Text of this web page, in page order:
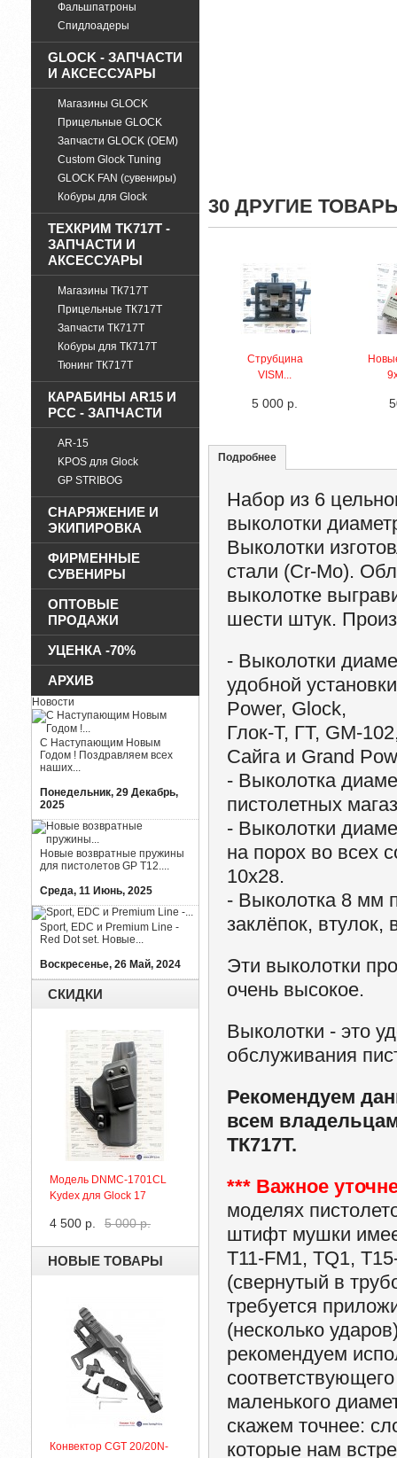
Фальшпатроны
Спидлоадеры
GLOCK - ЗАПЧАСТИ
И АКСЕССУАРЫ
Магазины GLOCK
Прицельные GLOCK
Запчасти GLOCK (OEM)
Custom Glock Tuning
GLOCK FAN (сувениры)
Кобуры для Glock
ТЕХКРИМ TK717T -
ЗАПЧАСТИ И
АКСЕССУАРЫ
Магазины ТК717Т
Прицельные ТК717Т
Запчасти ТК717Т
Кобуры для ТК717Т
Тюнинг ТК717Т
КАРАБИНЫ AR15 И
PCC - ЗАПЧАСТИ
AR-15
KPOS для Glock
GP STRIBOG
СНАРЯЖЕНИЕ И
ЭКИПИРОВКА
ФИРМЕННЫЕ
СУВЕНИРЫ
ОПТОВЫЕ
ПРОДАЖИ
УЦЕНКА -70%
АРХИВ
Новости
С Наступающим Новым
Годом ! Поздравляем всех
наших...
Понедельник, 29 Декабрь,
2025
Новые возвратные пружины
для пистолетов GP T12....
Среда, 11 Июнь, 2025
Sport, EDC и Premium Line -
Red Dot set. Новые...
Воскресенье, 26 Май, 2024
СКИДКИ
Модель DNMC-1701CL
Kydex для Glock 17
4 500 р. 5 000 р.
НОВЫЕ ТОВАРЫ
Конвектор CGT 20/20N-
30 ДРУГИЕ
Струбцина
VISM...
5 000 р.
Подробнее
Набор из 6
выколотки
Выколотки
стали (Cr-Mo).
выколотке
шести штук.
- Выколотки
удобной
Power, Glock,
Глок-Т, ГТ, GM-
Сайга и Grand
- Выколотка
пистолетных
- Выколотки
на порох во всех
10х28.
- Выколотка 8 мм
заклёпок,
Эти выколотки
очень высокое.
Выколотки - это
обслуживания
Рекомендуем
всем
ТК717Т.
*** Важное
моделях
штифт мушки
T11-FM1, TQ1,
(свернутый в
требуется
(несколько
рекомендуем
маленького
скажем точнее:
которые нам